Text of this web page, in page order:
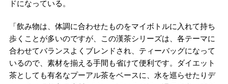
ドになっている。
「飲み物は、体調に合わせたものをマイボトルに入れて持ち
歩くことが多いのですが、この漢茶シリーズは、各テーマに
合わせてバランスよくブレンドされ、ティーバッグになって
いるので、素材を揃える手間も省けて便利です。ダイエット
茶としても有名なプーアル茶をベースに、水を巡らせたりデ